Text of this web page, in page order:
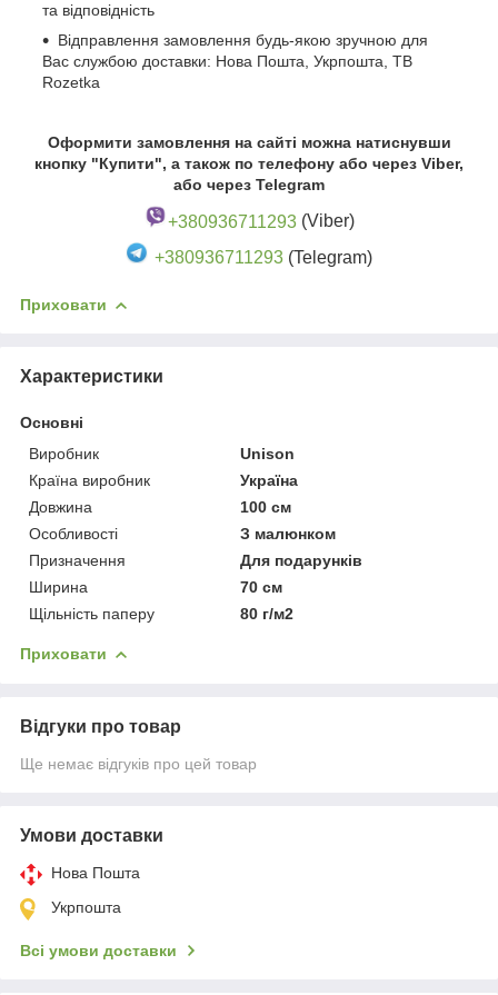
та відповідність
Відправлення замовлення будь-якою зручною для
Вас службою доставки: Нова Пошта, Укрпошта, ТВ
Rozetka
Оформити замовлення на сайті можна натиснувши
кнопку "Купити", а також по телефону або через Viber,
або через Telegram
+380936711293(Viber)
+380936711293 (Telegram)
Приховати
Характеристики
Основні
Виробник
Unison
Країна виробник
Україна
Довжина
100 см
Особливості
З малюнком
Призначення
Для подарунків
Ширина
70 см
Щільність паперу
80 г/м2
Приховати
Відгуки про товар
Ще немає відгуків про цей товар
Умови доставки
Нова Пошта
Укрпошта
Всі умови доставки